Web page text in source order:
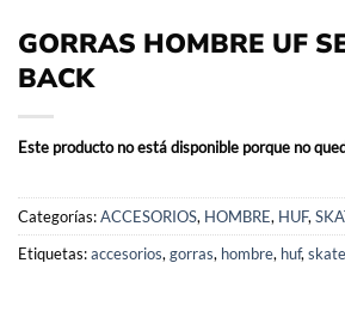
GORRAS HOMBRE UF
BACK
Este producto no está disponible porque no
Categorías:ACCESORIOS, HOMBRE, HUF,
Etiquetas:accesorios, gorras, hombre, huf,